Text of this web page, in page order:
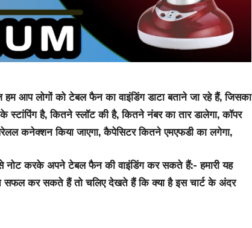
लोगों को टेबल फैन का वाइंडिंग डाटा बताने जा रहे हैं, जिसका
है, कितने स्लॉट की है, कितने नंबर का तार डालेगा, कॉपर
कनेक्शन किया जाएगा, कैपेसिटर कितने एमएफडी का लगेगा,
करके अपने टेबल फैन की वाइंडिंग कर सकते हैं:- हमारी यह
सफल कर सकते हैं तो चलिए देखते हैं कि क्या है इस चार्ट के अंदर